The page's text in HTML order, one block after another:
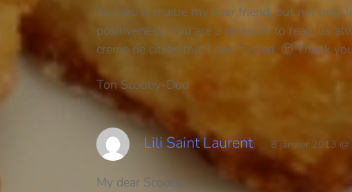
You are le maitre my dear friend, but not only
positiveness. You are a pleasure to read, as
creme de citron that I ever tasted. 🙂 Thank
Ton Scooby-Doo
Lili Saint Laurent 8 janvier 2013
My dear Scooby,